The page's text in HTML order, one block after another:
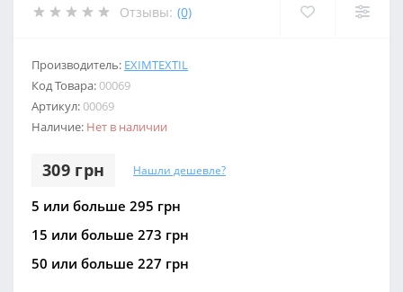
Отзывы: (0)
Производитель: EXIMTEXTIL
Код Товара:00069
Артикул:00069
Наличие: Нет в наличии
309 грн Нашли дешевле?
5 или больше 295 грн
15 или больше 273 грн
50 или больше 227 грн